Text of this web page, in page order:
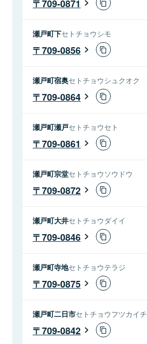
709-0871
瀬戸町下セトチョウシモ
709-0856
瀬戸町宿奥セトチョウシュクオク
709-0864
瀬戸町瀬戸セトチョウセト
709-0861
瀬戸町宗堂セトチョウソウドウ
709-0872
瀬戸町大井セトチョウダイイ
709-0846
瀬戸町寺地セトチョウテラジ
709-0875
瀬戸町二日市セトチョウフツカイチ
709-0842